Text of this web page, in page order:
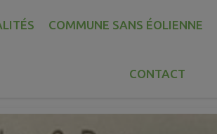
COMMUNE SANS ÉOLIENNE
CONTACT
RETAILLAUD